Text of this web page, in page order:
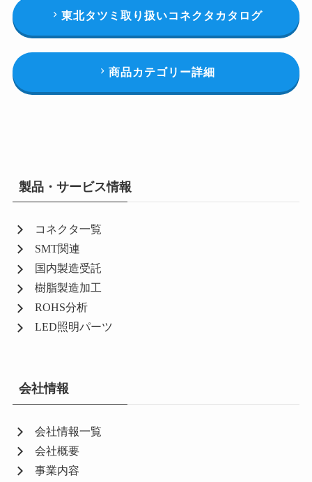
東北タツミ取り扱いコネクタカタログ
商品カテゴリー詳細
製品・サービス情報
コネクタ一覧
SMT関連
国内製造受託
樹脂製造加工
ROHS分析
LED照明パーツ
会社情報
会社情報一覧
会社概要
事業内容